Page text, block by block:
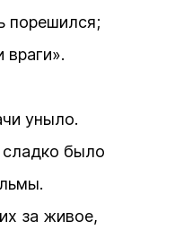
порешился;
уныло.
сладко было
за живое,